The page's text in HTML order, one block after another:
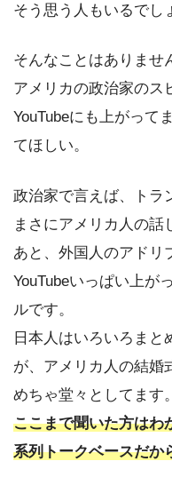
そう思う人もいるでし
そんなことはありませ
アメリカの政治家のス
YouTubeにも上がって
てほしい。
政治家で言えば、トラ
まさにアメリカ人の話
あと、外国人のアドリ
YouTubeいっぱい上が
ルです。
日本人はいろいろまと
が、アメリカ人の結婚
めちゃ堂々としてます。
ここまで聞いた方はわ
系列トークベースだか